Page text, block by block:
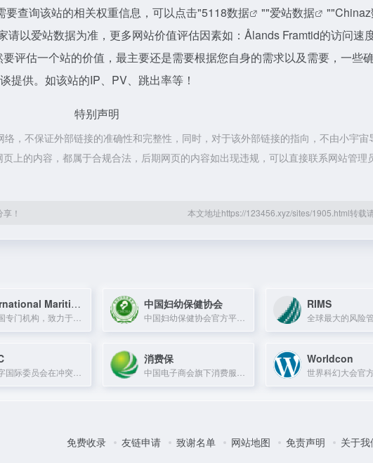
查询该站的相关权重信息，可以点击"5118数据 ""爱站数据 ""
以爱站数据为准，更多网站价值评估因素如：Ålands Framtid的访问速
评估一个站的价值，最主要还是需要根据您自身的需求以及需要，一些
提供。如该站的IP、PV、跳出率等！
特别声明
，不保证外部链接的准确性和完整性，同时，对于该外部链接的指向，不由小宇宙
上的内容，都属于合规合法，后期网页的内容如出现违规，可以直接联系网站管理
！ 本文地址https://123456.xyz/sites/1905.html转载
International Maritime Organization
联合国专门机构，致力于海上安全、安保和海洋环境保护。
中国妇幼保健协会
中国妇幼保健协会官方平台，提供妇幼保健政策、学术交流及行业动态。
RIMS
红十字国际委员会在冲突地区提供中立、公正的人道援助，保护生命与尊严。
消费保 Worldcon
免费收录 友链申请 致谢名单 网站地图 免责声明 关于我